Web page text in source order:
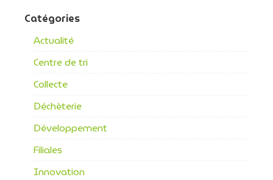
Catégories
Actualité
Centre de tri
Collecte
Déchèterie
Développement
Filiales
Innovation